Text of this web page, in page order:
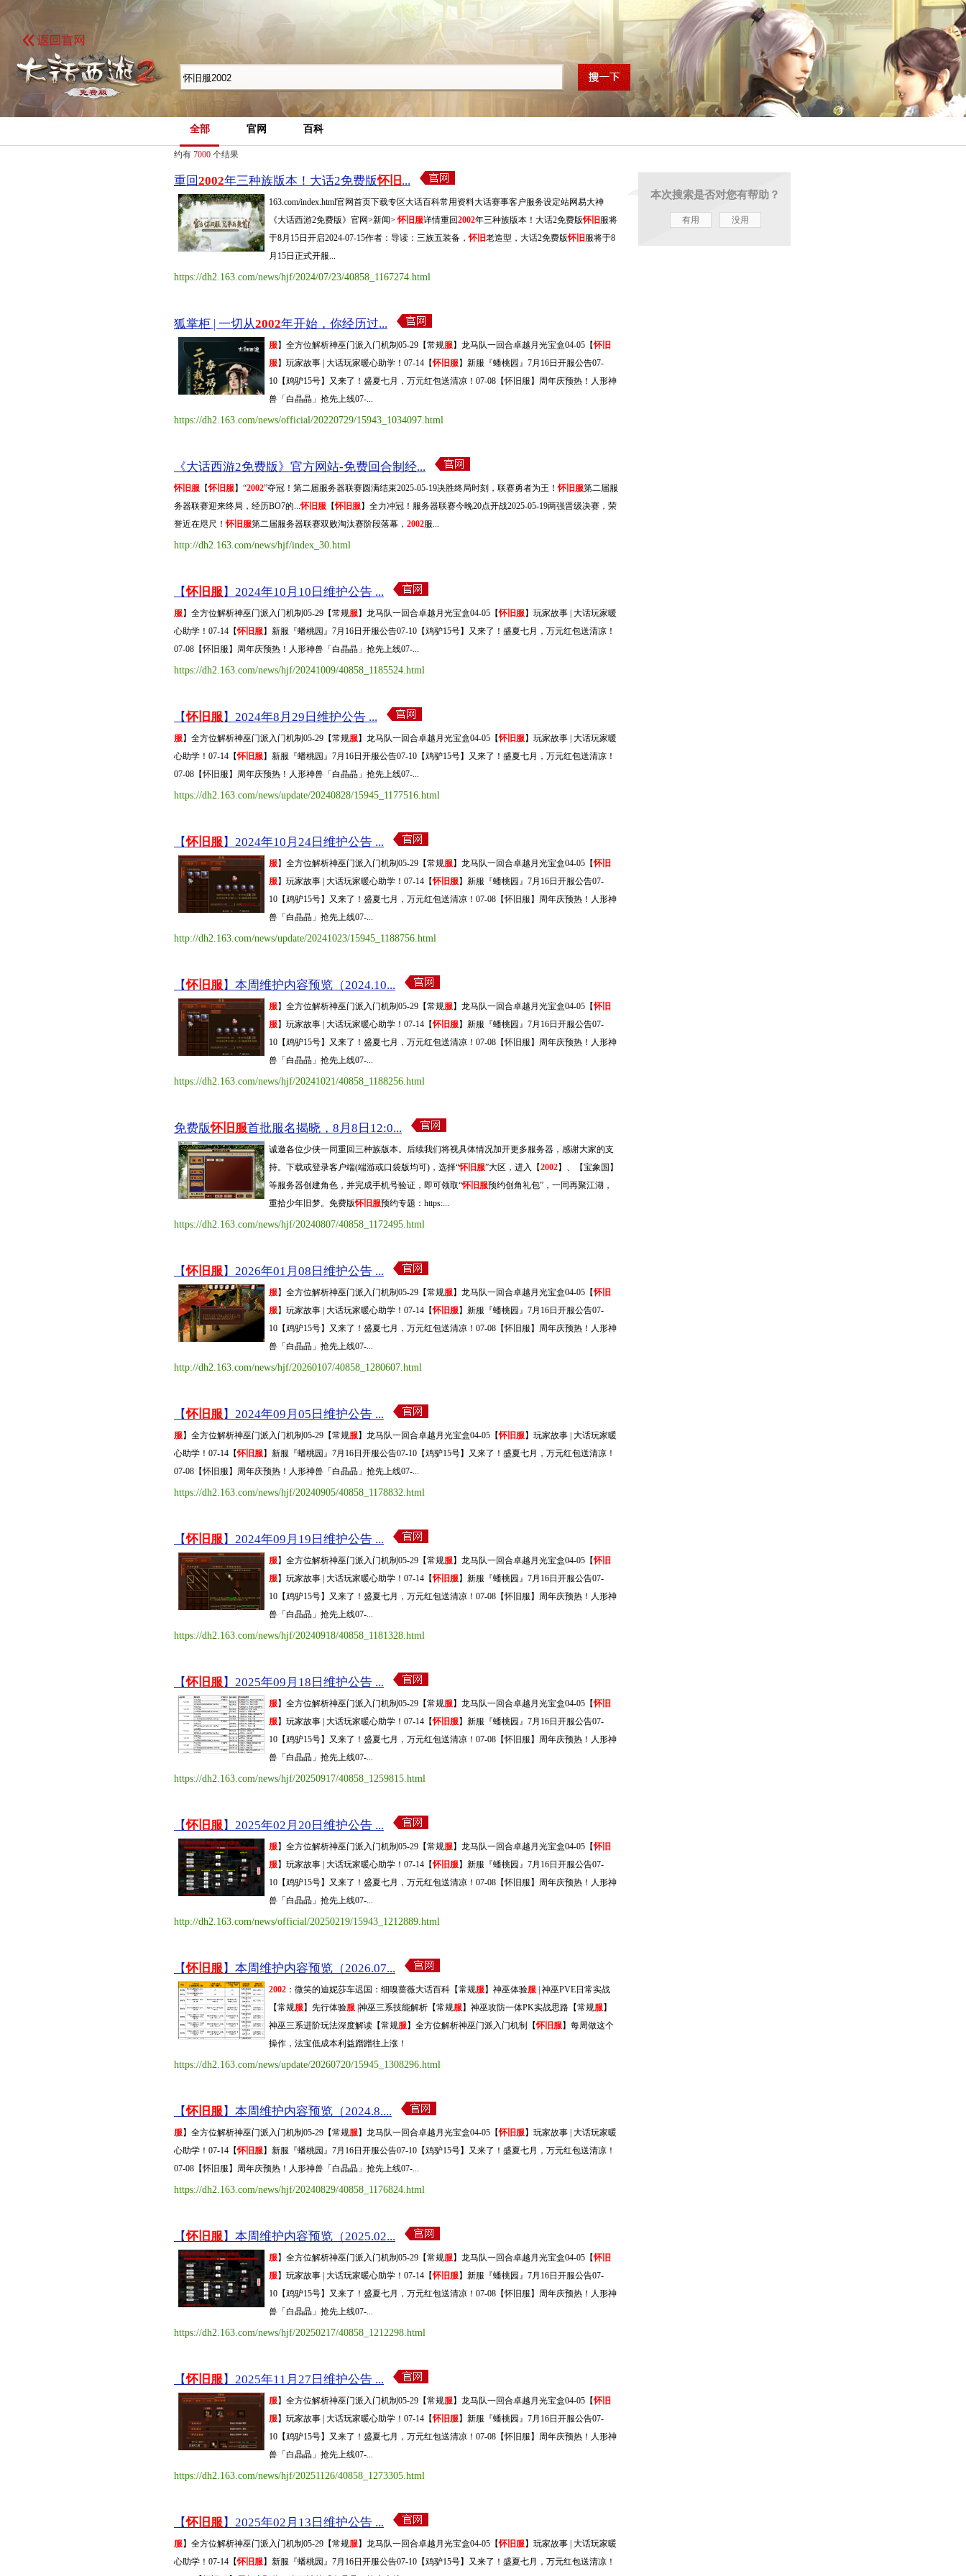
全部 官网 百科
约有 7000 个结果
本次搜索是否对您有帮助？
有用 没用
重回2002年三种族版本！大话2免费版怀旧 ...
163.com/index.html官网首页下载专区大话百科常用资料大话赛事客户服务设定站网易大神
《大话西游2免费版》官网>新闻>怀旧服详情重回2002年三种族版本！大话2免费版怀旧 服将
于8月15日开启2024-07-15作者：导读：三族五装备，怀旧老造型，大话2免费版怀旧 服将于8
月15日正式开服...
https://dh2.163.com/news/hjf/2024/07/23/40858_1167274.html
狐掌柜 | 一切从2002年开始，你经历过...
服】全方位解析神巫门派入门机制05-29【常规服】龙马队一回合卓越月光宝盒04-05【怀旧
服】玩家故事 | 大话玩家暖心助学！07-14【怀旧服】新服『蟠桃园』7月16日开服公告07-
10【鸡驴15号】又来了！盛夏七月，万元红包送清凉！07-08【怀旧服】周年庆预热！人形神
兽「白晶晶」抢先上线07-...
https://dh2.163.com/news/official/20220729/15943_1034097.html
《大话西游2免费版》官方网站-免费回合制经...
怀旧服 【怀旧服】“2002”夺冠！第二届服务器联赛圆满结束2025-05-19决胜终局时刻，联赛勇者为王！怀旧服第二届服
务器联赛迎来终局，经历BO7的...怀旧服 【怀旧服】全力冲冠！服务器联赛今晚20点开战2025-05-19两强晋级决赛，荣
誉近在咫尺！怀旧服第二届服务器联赛双败淘汰赛阶段落幕， 2002服...
http://dh2.163.com/news/hjf/index_30.html
【怀旧服】2024年10月10日维护公告 ...
服】全方位解析神巫门派入门机制05-29【常规服】龙马队一回合卓越月光宝盒04-05【怀旧服】玩家故事 | 大话玩家暖
心助学！07-14【怀旧服】新服『蟠桃园』7月16日开服公告07-10【鸡驴15号】又来了！盛夏七月，万元红包送清凉！
07-08【怀旧服】周年庆预热！人形神兽「白晶晶」抢先上线07-...
https://dh2.163.com/news/hjf/20241009/40858_1185524.html
【怀旧服】2024年8月29日维护公告 ...
服】全方位解析神巫门派入门机制05-29【常规服】龙马队一回合卓越月光宝盒04-05【怀旧服】玩家故事 | 大话玩家暖
心助学！07-14【怀旧服】新服『蟠桃园』7月16日开服公告07-10【鸡驴15号】又来了！盛夏七月，万元红包送清凉！
07-08【怀旧服】周年庆预热！人形神兽「白晶晶」抢先上线07-...
https://dh2.163.com/news/update/20240828/15945_1177516.html
【怀旧服】2024年10月24日维护公告 ...
服】全方位解析神巫门派入门机制05-29【常规服】龙马队一回合卓越月光宝盒04-05【怀旧
服】玩家故事 | 大话玩家暖心助学！07-14【怀旧服】新服『蟠桃园』7月16日开服公告07-
10【鸡驴15号】又来了！盛夏七月，万元红包送清凉！07-08【怀旧服】周年庆预热！人形神
兽「白晶晶」抢先上线07-...
http://dh2.163.com/news/update/20241023/15945_1188756.html
【怀旧服】本周维护内容预览（2024.10...
服】全方位解析神巫门派入门机制05-29【常规服】龙马队一回合卓越月光宝盒04-05【怀旧
服】玩家故事 | 大话玩家暖心助学！07-14【怀旧服】新服『蟠桃园』7月16日开服公告07-
10【鸡驴15号】又来了！盛夏七月，万元红包送清凉！07-08【怀旧服】周年庆预热！人形神
兽「白晶晶」抢先上线07-...
https://dh2.163.com/news/hjf/20241021/40858_1188256.html
免费版怀旧服首批服名揭晓，8月8日12:0...
诚邀各位少侠一同重回三种族版本。后续我们将视具体情况加开更多服务器，感谢大家的支
持。下载或登录客户端(端游或口袋版均可)，选择“怀旧服”大区，进入【2002】、【宝象国】
等服务器创建角色，并完成手机号验证，即可领取“怀旧服预约创角礼包”，一同再聚江湖，
重拾少年旧梦。免费版怀旧服预约专题：https:...
https://dh2.163.com/news/hjf/20240807/40858_1172495.html
【怀旧服】2026年01月08日维护公告 ...
服】全方位解析神巫门派入门机制05-29【常规服】龙马队一回合卓越月光宝盒04-05【怀旧
服】玩家故事 | 大话玩家暖心助学！07-14【怀旧服】新服『蟠桃园』7月16日开服公告07-
10【鸡驴15号】又来了！盛夏七月，万元红包送清凉！07-08【怀旧服】周年庆预热！人形神
兽「白晶晶」抢先上线07-...
http://dh2.163.com/news/hjf/20260107/40858_1280607.html
【怀旧服】2024年09月05日维护公告 ...
服】全方位解析神巫门派入门机制05-29【常规服】龙马队一回合卓越月光宝盒04-05【怀旧服】玩家故事 | 大话玩家暖
心助学！07-14【怀旧服】新服『蟠桃园』7月16日开服公告07-10【鸡驴15号】又来了！盛夏七月，万元红包送清凉！
07-08【怀旧服】周年庆预热！人形神兽「白晶晶」抢先上线07-...
https://dh2.163.com/news/hjf/20240905/40858_1178832.html
【怀旧服】2024年09月19日维护公告 ...
服】全方位解析神巫门派入门机制05-29【常规服】龙马队一回合卓越月光宝盒04-05【怀旧
服】玩家故事 | 大话玩家暖心助学！07-14【怀旧服】新服『蟠桃园』7月16日开服公告07-
10【鸡驴15号】又来了！盛夏七月，万元红包送清凉！07-08【怀旧服】周年庆预热！人形神
兽「白晶晶」抢先上线07-...
https://dh2.163.com/news/hjf/20240918/40858_1181328.html
【怀旧服】2025年09月18日维护公告 ...
服】全方位解析神巫门派入门机制05-29【常规服】龙马队一回合卓越月光宝盒04-05【怀旧
服】玩家故事 | 大话玩家暖心助学！07-14【怀旧服】新服『蟠桃园』7月16日开服公告07-
10【鸡驴15号】又来了！盛夏七月，万元红包送清凉！07-08【怀旧服】周年庆预热！人形神
兽「白晶晶」抢先上线07-...
https://dh2.163.com/news/hjf/20250917/40858_1259815.html
【怀旧服】2025年02月20日维护公告 ...
服】全方位解析神巫门派入门机制05-29【常规服】龙马队一回合卓越月光宝盒04-05【怀旧
服】玩家故事 | 大话玩家暖心助学！07-14【怀旧服】新服『蟠桃园』7月16日开服公告07-
10【鸡驴15号】又来了！盛夏七月，万元红包送清凉！07-08【怀旧服】周年庆预热！人形神
兽「白晶晶」抢先上线07-...
http://dh2.163.com/news/official/20250219/15943_1212889.html
【怀旧服】本周维护内容预览（2026.07...
2002 ：微笑的迪妮莎车迟国：细嗅蔷薇大话百科【常规服】神巫体验服 | 神巫PVE日常实战
【常规服】先行体验服 |神巫三系技能解析【常规服】神巫攻防一体PK实战思路【常规服】
神巫三系进阶玩法深度解读【常规服】全方位解析神巫门派入门机制【怀旧服】每周做这个
操作，法宝低成本利益蹭蹭往上涨！
https://dh2.163.com/news/update/20260720/15945_1308296.html
【怀旧服】本周维护内容预览（2024.8....
服】全方位解析神巫门派入门机制05-29【常规服】龙马队一回合卓越月光宝盒04-05【怀旧服】玩家故事 | 大话玩家暖
心助学！07-14【怀旧服】新服『蟠桃园』7月16日开服公告07-10【鸡驴15号】又来了！盛夏七月，万元红包送清凉！
07-08【怀旧服】周年庆预热！人形神兽「白晶晶」抢先上线07-...
https://dh2.163.com/news/hjf/20240829/40858_1176824.html
【怀旧服】本周维护内容预览（2025.02...
服】全方位解析神巫门派入门机制05-29【常规服】龙马队一回合卓越月光宝盒04-05【怀旧
服】玩家故事 | 大话玩家暖心助学！07-14【怀旧服】新服『蟠桃园』7月16日开服公告07-
10【鸡驴15号】又来了！盛夏七月，万元红包送清凉！07-08【怀旧服】周年庆预热！人形神
兽「白晶晶」抢先上线07-...
https://dh2.163.com/news/hjf/20250217/40858_1212298.html
【怀旧服】2025年11月27日维护公告 ...
服】全方位解析神巫门派入门机制05-29【常规服】龙马队一回合卓越月光宝盒04-05【怀旧
服】玩家故事 | 大话玩家暖心助学！07-14【怀旧服】新服『蟠桃园』7月16日开服公告07-
10【鸡驴15号】又来了！盛夏七月，万元红包送清凉！07-08【怀旧服】周年庆预热！人形神
兽「白晶晶」抢先上线07-...
https://dh2.163.com/news/hjf/20251126/40858_1273305.html
【怀旧服】2025年02月13日维护公告 ...
服】全方位解析神巫门派入门机制05-29【常规服】龙马队一回合卓越月光宝盒04-05【怀旧服】玩家故事 | 大话玩家暖
心助学！07-14【怀旧服】新服『蟠桃园』7月16日开服公告07-10【鸡驴15号】又来了！盛夏七月，万元红包送清凉！